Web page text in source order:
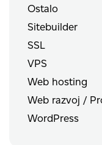
Ostalo
Sitebuilder
SSL
VPS
Web hosting
Web razvoj /
WordPress